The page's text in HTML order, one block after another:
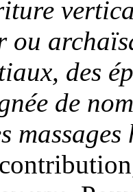
ou
des
de
massages